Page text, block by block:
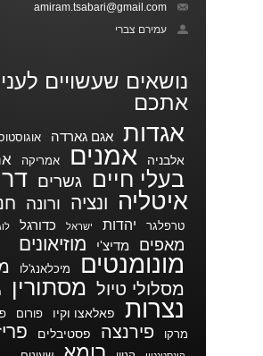
amiram.tsabari@gmail.com
עמירם צברי
נושאים שעשויים
אתכם
אגדות אגם גארדה
אלבניה אמנים אמריקה
בעלי חיים גשרים
איטליה
ונציה ורונה
טרפלגר יהדות ישראל כדורגל
מאפים מדיצ'י מוזיאונים
מונומנטים מיכלאנג'לו
מסלולי טיול מסתורין
נצרות פאלאצו וקיו פורום
מרקו
פירנצה פסטיבלים